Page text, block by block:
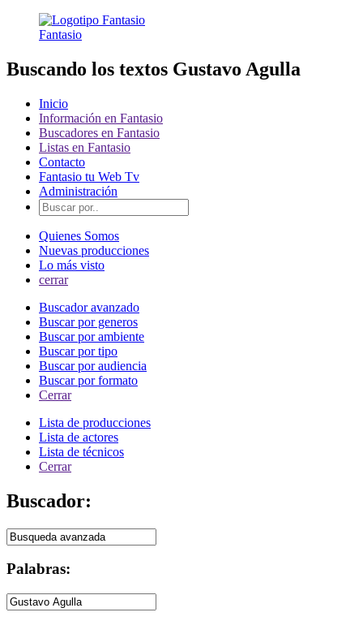
Fantasio
Buscando los textos Gustavo Agulla
Inicio
Información en Fantasio
Buscadores en Fantasio
Listas en Fantasio
Contacto
Fantasio tu Web Tv
Administración
Quienes Somos
Nuevas producciones
Lo más visto
cerrar
Buscador avanzado
Buscar por generos
Buscar por ambiente
Buscar por tipo
Buscar por audiencia
Buscar por formato
Cerrar
Lista de producciones
Lista de actores
Lista de técnicos
Cerrar
Buscador:
Palabras: